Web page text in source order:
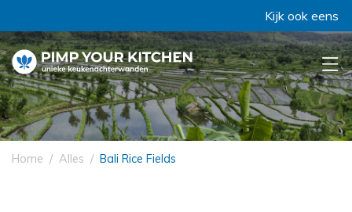
Kijk ook eens bij
Home Alles Bali Rice Fields